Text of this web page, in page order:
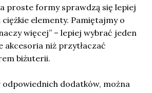
proste formy sprawdzą się lepiej
elementy. Pamiętajmy o
więcej” – lepiej wybrać jeden
akcesoria niż przytłaczać
biżuterii.
odpowiednich dodatków, można